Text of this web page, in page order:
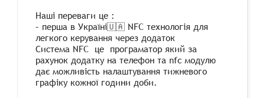
Наші переваги це :
– перша в Україні🇺🇦 NFC технологія для
легкого керування через додаток
Система NFC це програматор який за
рахунок додатку на телефон та nfc модулю
дає можливість налаштування тижневого
графіку кожної години доби.